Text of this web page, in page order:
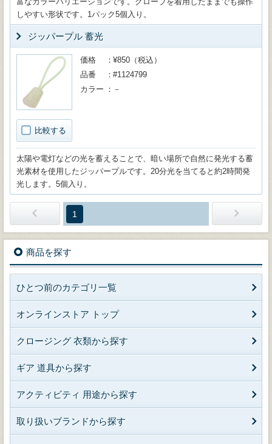
しやすい形状です。1パック5個入り。
ジッパープル 蓄光
比較する
価格
¥850（税込）
品番
#1124799
カラー
－
太陽や電灯などの光を蓄えることで、暗い場所で自然に発光する蓄
光素材を使用したジッパープルです。20分光を当てると約2時間発
光します。5個入り。
1
商品を探す
ひとつ前のカテゴリ一覧
オンラインストア トップ
クロージング 衣類から探す
ギア 道具から探す
アクティビティ 用途から探す
取り扱いブランドから探す